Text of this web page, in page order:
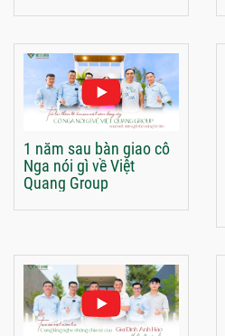
1 năm sau bàn giao cô
Nga nói gì về Việt
Quang Group